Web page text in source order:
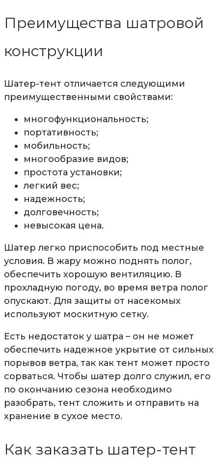
Преимущества шатровой
конструкции
Шатер-тент отличается следующими
преимущественными свойствами:
многофункциональность;
портативность;
мобильность;
многообразие видов;
простота установки;
легкий вес;
надежность;
долговечность;
невысокая цена.
Шатер легко приспособить под местные
условия. В жару можно поднять полог,
обеспечить хорошую вентиляцию. В
прохладную погоду, во время ветра полог
опускают. Для защиты от насекомых
используют москитную сетку.
Есть недостаток у шатра – он не может
обеспечить надежное укрытие от сильных
порывов ветра, так как тент может просто
сорваться. Чтобы шатер долго служил, его
по окончанию сезона необходимо
разобрать, тент сложить и отправить на
хранение в сухое место.
Как заказать шатер-тент